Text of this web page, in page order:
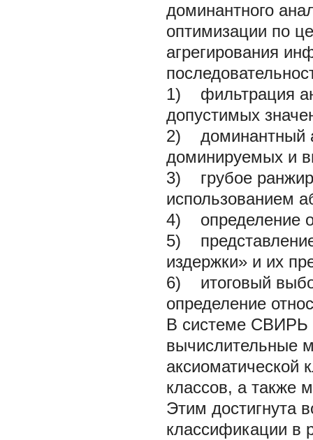
доминантного
оптимизации по
агрегирования
1) фильтрация
допустимых
2) доминантный
доминируемых и
3) грубое
использованием
4) определение
5) представление
издержки» и их
6) итоговый
определение
В системе СВИРЬ
вычислительные
аксиоматической
классов, а также
Этим достигнута
классификации в